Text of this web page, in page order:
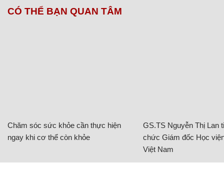
CÓ THỂ BẠN QUAN TÂM
Chăm sóc sức khỏe cần thực hiện
ngay khi cơ thể còn khỏe
GS.TS Nguyễn Thị Lan
chức Giám đốc Học
Việt Nam